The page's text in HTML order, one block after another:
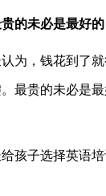
的未必是最好的
，钱花到了就
最贵的未必是
子选择英语培